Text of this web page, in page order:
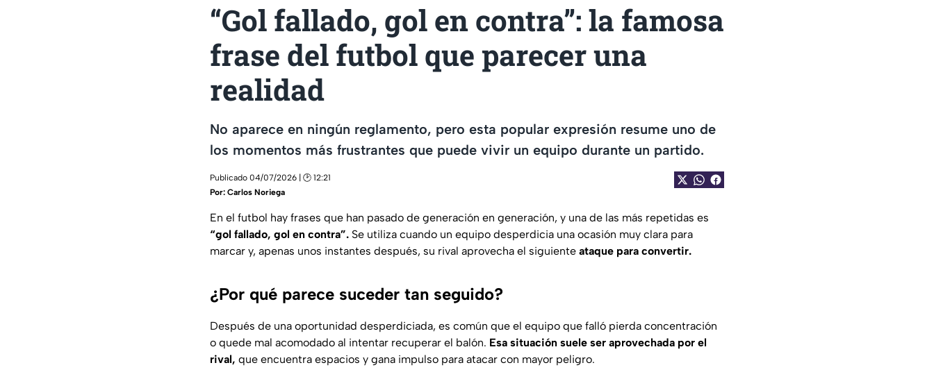
“Gol fallado, gol en contra”: la famosa
frase del futbol que parecer una
realidad
No aparece en ningún reglamento, pero esta popular expresión resume uno de
los momentos más frustrantes que puede vivir un equipo durante un partido.
Publicado 04/07/2026 | 🕑 12:21
Por: Carlos Noriega
En el futbol hay frases que han pasado de generación en generación, y una de las más repetidas es
“gol fallado, gol en contra”. Se utiliza cuando un equipo desperdicia una ocasión muy clara para
marcar y, apenas unos instantes después, su rival aprovecha el siguiente ataque para convertir.
¿Por qué parece suceder tan seguido?
Después de una oportunidad desperdiciada, es común que el equipo que falló pierda concentración
o quede mal acomodado al intentar recuperar el balón. Esa situación suele ser aprovechada por el
rival, que encuentra espacios y gana impulso para atacar con mayor peligro.